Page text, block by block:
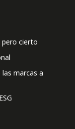
cierto
las marcas a